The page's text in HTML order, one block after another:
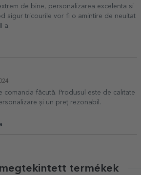
de bine, personalizarea excelenta si
sigur tricourile vor fi o amintire de neuitat
a.
comanda făcută. Produsul este de calitate
și un preț rezonabil.
termékek